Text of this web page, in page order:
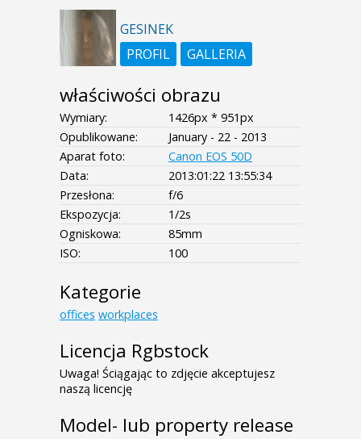
GESINEK
PROFIL
GALLERIA
właściwości obrazu
Wymiary:
1426px * 951px
Opublikowane:
January - 22 - 2013
Aparat foto:
Canon EOS 50D
Data:
2013:01:22 13:55:34
Przesłona:
f/6
Ekspozycja:
1/2s
Ogniskowa:
85mm
ISO:
100
Kategorie
offices workplaces
Licencja Rgbstock
Uwaga! Ściągając to zdjęcie akceptujesz
naszą licencję
Model- lub property release